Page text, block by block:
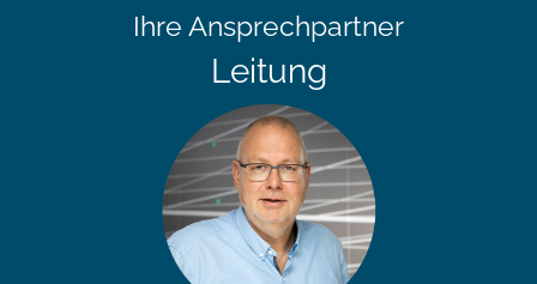
Ihre Ansprechpartner
Leitung